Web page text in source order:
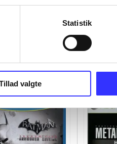
Statistik
valgte